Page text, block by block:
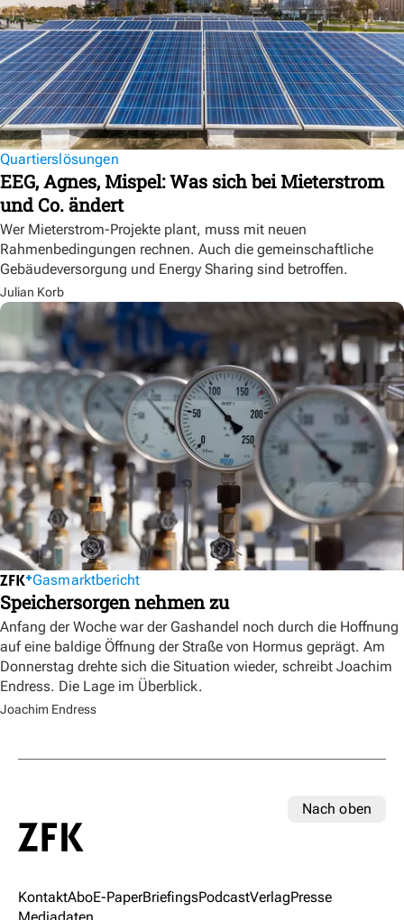
Quartierslösungen
EEG, Agnes, Mispel: Was sich bei Mieterstrom
und Co. ändert
Wer Mieterstrom-Projekte plant, muss mit neuen
Rahmenbedingungen rechnen. Auch die gemeinschaftliche
Gebäudeversorgung und Energy Sharing sind betroffen.
Julian Korb
Gasmarktbericht
Speichersorgen nehmen zu
Anfang der Woche war der Gashandel noch durch die Hoffnung
auf eine baldige Öffnung der Straße von Hormus geprägt. Am
Donnerstag drehte sich die Situation wieder, schreibt Joachim
Endress. Die Lage im Überblick.
Joachim Endress
Nach oben
KontaktAboE-PaperBriefingsPodcastVerlagPresse